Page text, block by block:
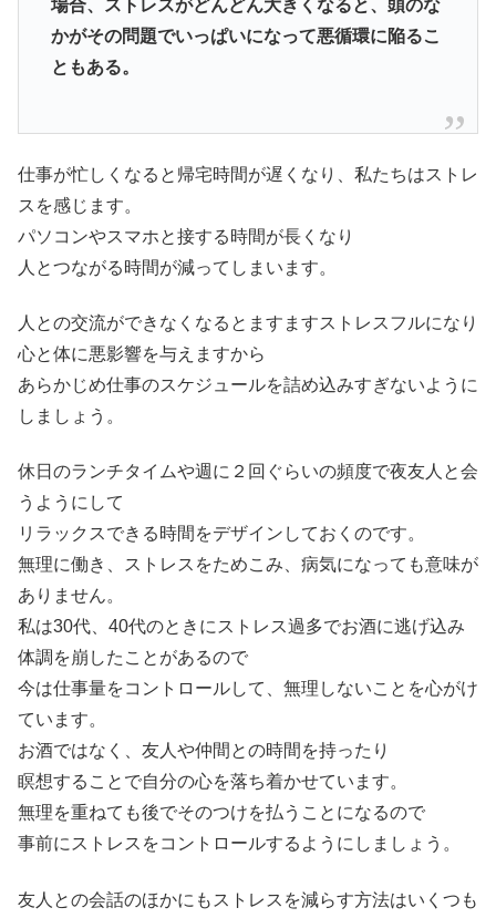
場合、ストレスがどんどん大きくなると、 頭のな
かがその問題でいっぱいになって悪循環に陥るこ
ともある。
仕事が忙しくなると帰宅時間が遅くなり、私たちはストレ
スを感じます。
パソコンやスマホと接する時間が長くなり
人とつながる時間が減ってしまいます。
人との交流ができなくなるとますますストレスフルになり
心と体に悪影響を与えますから
あらかじめ仕事のスケジュールを詰め込みすぎないように
しましょう。
休日のランチタイムや週に２回ぐらいの頻度で夜友人と会
うようにして
リラックスできる時間をデザインしておくのです。
無理に働き、ストレスをためこみ、病気になっても意味が
ありません。
私は30代、40代のときにストレス過多でお酒に逃げ込み
体調を崩したことがあるので
今は仕事量をコントロールして、無理しないことを心がけ
ています。
お酒ではなく、友人や仲間との時間を持ったり
瞑想することで自分の心を落ち着かせています。
無理を重ねても後でそのつけを払うことになるので
事前にストレスをコントロールするようにしましょう。
友人との会話のほかにもストレスを減らす方法はいくつも